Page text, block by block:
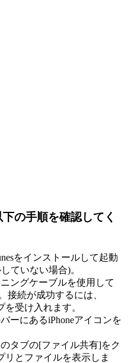
の手順を確認してく
をインストールして起動
ていない場合)。
ングケーブルを使用して
接続が成功するには、
を受け入れます。
ーにあるiPhoneアイコンを
タブの[ファイル共有]をク
リとファイルを表示しま